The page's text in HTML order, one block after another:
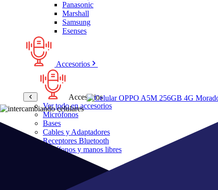
Panasonic
Marshall
Samsung
Esenses
Accesorios
Accesorios
Ver todo en accesorios
Micrófonos
Bases
Cables y Adaptadores
Receptores Bluetooth
Audífonos y manos libres